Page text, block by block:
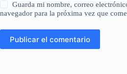
Guarda mi nombre, correo
navegador para la próxima vez que
Publicar el comentario